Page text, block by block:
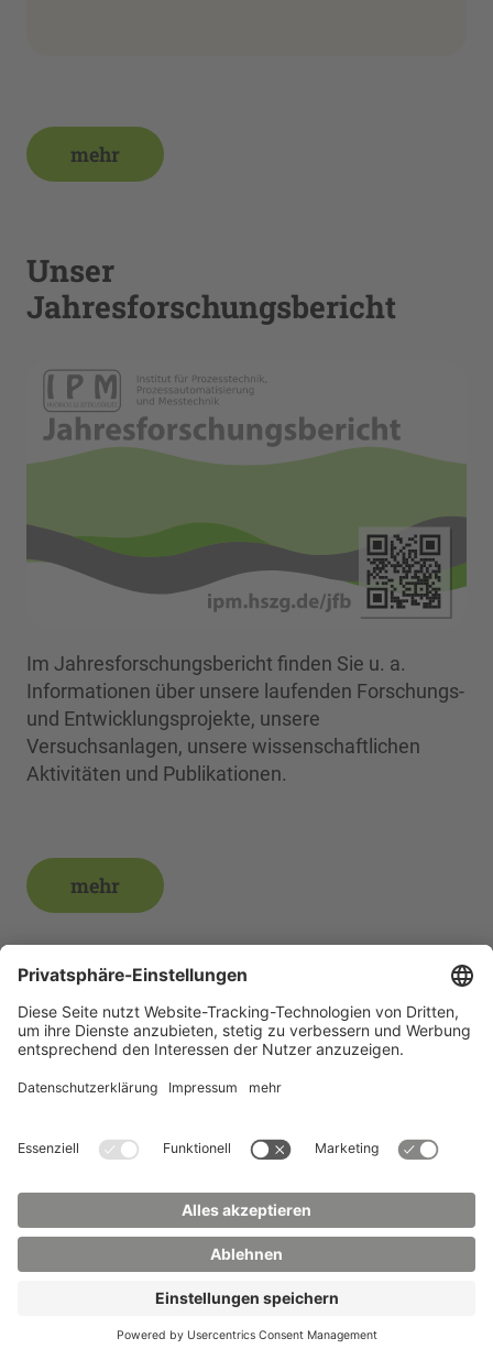
mehr
Unser
Jahresforschungsbericht
Im Jahresforschungsbericht finden Sie u. a.
Informationen über unsere laufenden Forschungs-
und Entwicklungsprojekte, unsere
Versuchsanlagen, unsere wissenschaftlichen
Aktivitäten und Publikationen.
mehr
Aktuelle Veranstaltungen
“Spitzenforschung in der Oberlausitz – wie
profitieren.”